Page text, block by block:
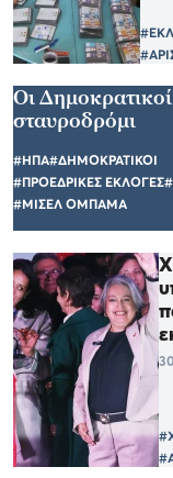
Οι
σταυροδρόμι
#ΗΠΑ#ΔΗΜΟΚΡΑΤΙΚΟΙ
#ΠΡΟΕΔΡΙΚΕΣ ΕΚΛΟΓΕΣ
#ΜΙΣΕΛ ΟΜΠΑΜΑ